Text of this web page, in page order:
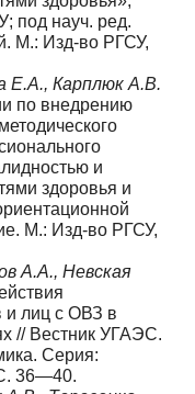
под науч. ред.
М.: Изд-во РГСУ,
Е.А., Карплюк А.В.
по внедрению
и
здоровья и
М.: Изд-во РГСУ,
А.А., Невская
и лиц с ОВЗ в
// Вестник УГАЭС.
Серия:
36—40.